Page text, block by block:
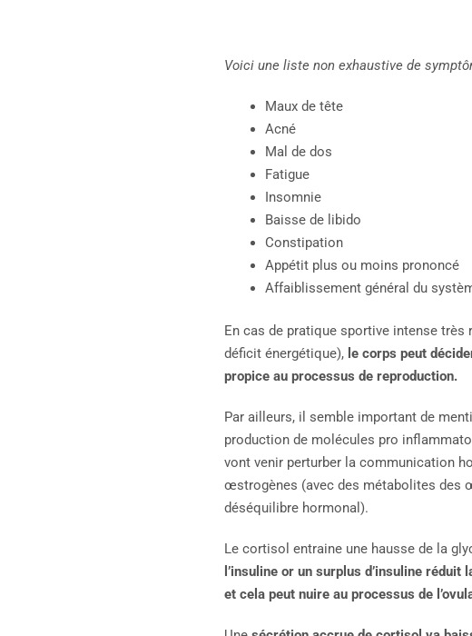
Voici une liste non exhaustive de
Maux de tête
Acné
Mal de dos
Fatigue
Insomnie
Baisse de libido
Constipation
Appétit plus ou moins prononcé
Affaiblissement général du
En cas de pratique sportive intense très
déficit énergétique), le corps peut
propice au processus de reproduction.
Par ailleurs, il semble important de
production de molécules pro
vont venir perturber la communication
œstrogènes (avec des métabolites des
déséquilibre hormonal).
Le cortisol entraine une hausse de la
l’insuline or un surplus d’insuline
et cela peut nuire au processus de